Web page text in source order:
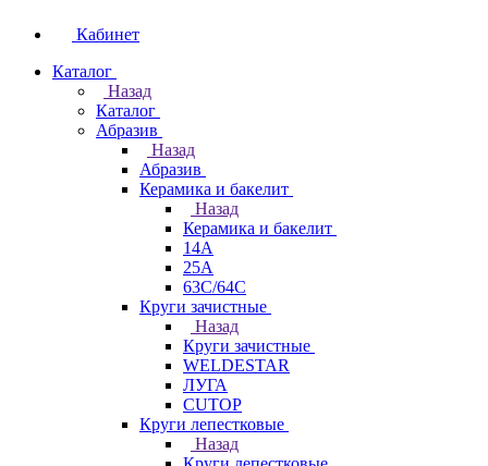
Кабинет
Каталог
Назад
Каталог
Абразив
Назад
Абразив
Керамика и бакелит
Назад
Керамика и бакелит
14А
25А
63С/64С
Круги зачистные
Назад
Круги зачистные
WELDESTAR
ЛУГА
CUTOP
Круги лепестковые
Назад